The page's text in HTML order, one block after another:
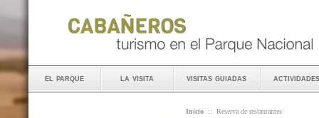
el parque la visita visitas guiadas actividades
Inicio :: Reserva de restaurantes